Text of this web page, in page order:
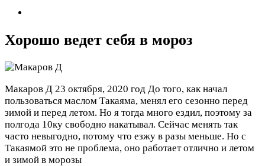
Хорошо ведет себя в мороз
Макаров Д 23 октября, 2020 год До того, как начал
пользоваться маслом Такаяма, менял его сезонно перед
зимой и перед летом. Но я тогда много ездил, поэтому за
полгода 10ку свободно накатывал. Сейчас менять так
часто невыгодно, потому что езжу в разы меньше. Но с
Такаямой это не проблема, оно работает отлично и летом
и зимой в морозы